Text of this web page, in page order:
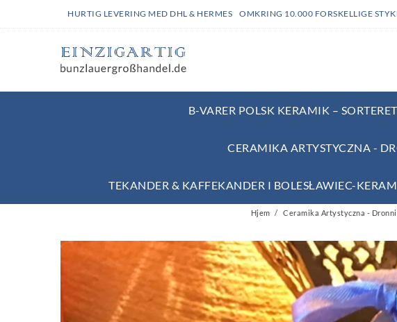
HURTIG LEVERING MED DHL & HERMES OMKRING 10.000 FORSKELLIGE
B-VARER POLSK KERAMIK –
CERAMIKA ARTYSTYCZNA -
TEKANDER & KAFFEKANDER I BOLESŁAWIEC-
Hjem Ceramika Artystyczna -